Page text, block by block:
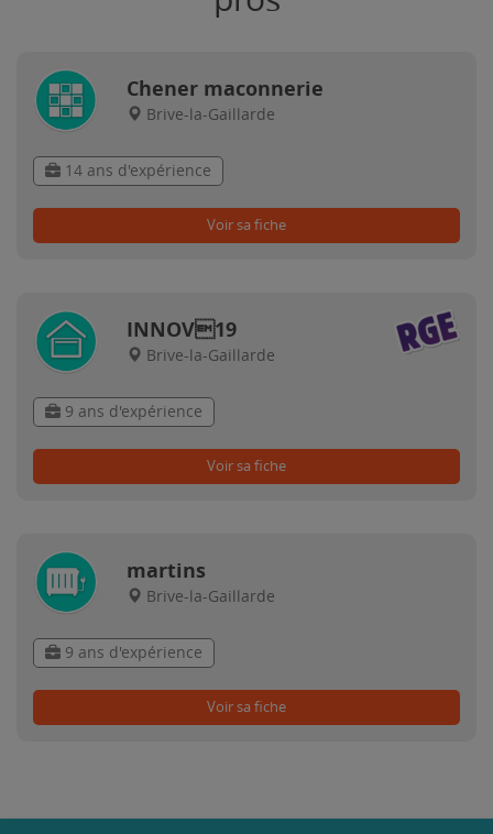
Chener maconnerie
Brive-la-Gaillarde
14 ans d'expérience
Voir sa fiche
INNOV19
Brive-la-Gaillarde
9 ans d'expérience
Voir sa fiche
martins
Brive-la-Gaillarde
9 ans d'expérience
Voir sa fiche